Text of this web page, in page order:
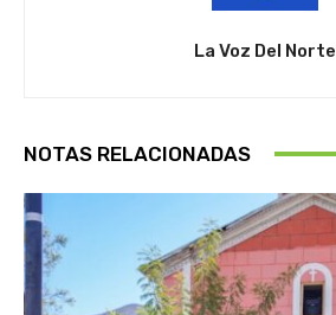
La Voz Del Norte
NOTAS RELACIONADAS